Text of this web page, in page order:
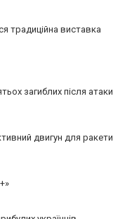
традиційна виставка
загиблих після атаки
двигун для ракети